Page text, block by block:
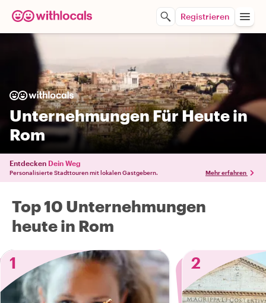
Registrieren
Unternehmungen Für Heute in
Rom
Entdecken Dein Weg
Personalisierte Stadttouren mit lokalen Gastgebern. Mehr erfahren
Top 10 Unternehmungen
heute in Rom
1
2